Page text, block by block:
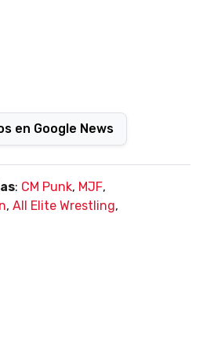
en Google News
: CM Punk, MJF,
, All Elite Wrestling,